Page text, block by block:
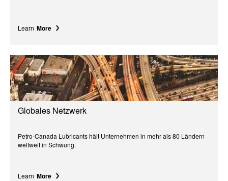
Learn More
Globales Netzwerk
Petro-Canada Lubricants hält Unternehmen in mehr als 80 Ländern
weltweit in Schwung.
Learn More